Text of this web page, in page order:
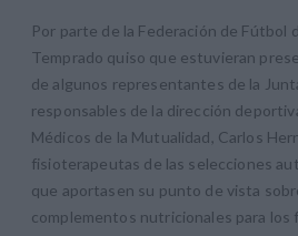
Por parte de la Federación de Fútbol
Temprado quiso que estuvieran
de algunos representantes de la
responsables de la dirección
Médicos de la Mutualidad, Carlos
fisioterapeutas de las selecciones
que aportasen su punto de vista
complementos nutricionales para los